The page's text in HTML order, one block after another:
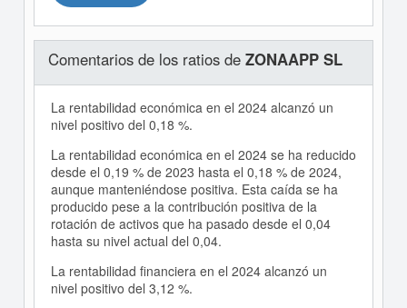
Comentarios de los ratios de ZONAAPP SL
La rentabilidad económica en el 2024 alcanzó un
nivel positivo del 0,18 %.
La rentabilidad económica en el 2024 se ha reducido
desde el 0,19 % de 2023 hasta el 0,18 % de 2024,
aunque manteniéndose positiva. Esta caída se ha
producido pese a la contribución positiva de la
rotación de activos que ha pasado desde el 0,04
hasta su nivel actual del 0,04.
La rentabilidad financiera en el 2024 alcanzó un
nivel positivo del 3,12 %.